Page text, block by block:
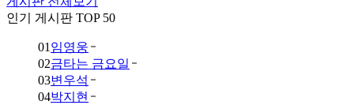
인기 게시판 TOP 50
01 임영웅
02금타는 금요일
03변우석
04박지현